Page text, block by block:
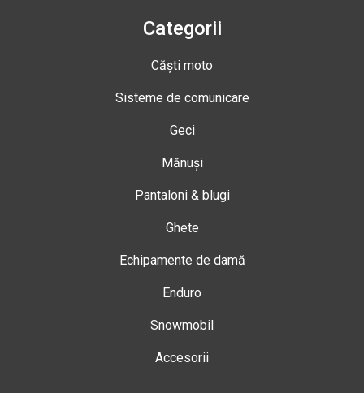
Categorii
Căști moto
Sisteme de comunicare
Geci
Mănuși
Pantaloni & blugi
Ghete
Echipamente de damă
Enduro
Snowmobil
Accesorii